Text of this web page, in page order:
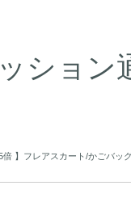
ション
】フレアスカート/かごバッ